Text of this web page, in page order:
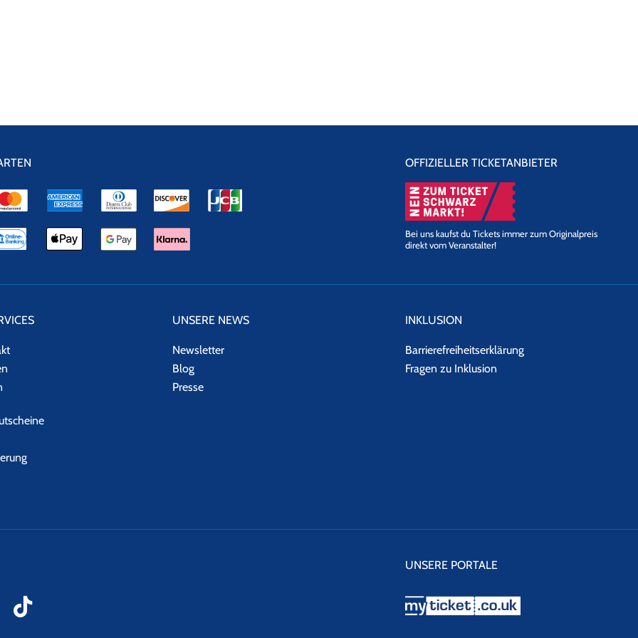
OFFIZIELLER TICKETANBIETER
Bei uns kaufst du Tickets immer zum Originalpreis
direkt vom Veranstalter!
UNSERE NEWS
Newsletter
Blog
Presse
INKLUSION
Barrierefreiheitserklärung
Fragen zu Inklusion
UNSERE PORTALE